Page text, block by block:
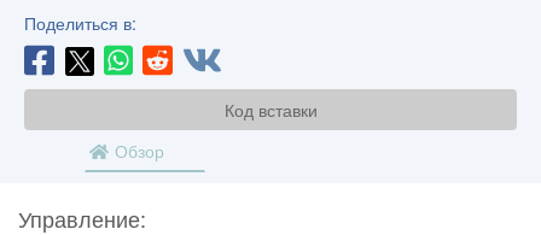
Поделиться в:
Код вставки
Обзор
Управление: